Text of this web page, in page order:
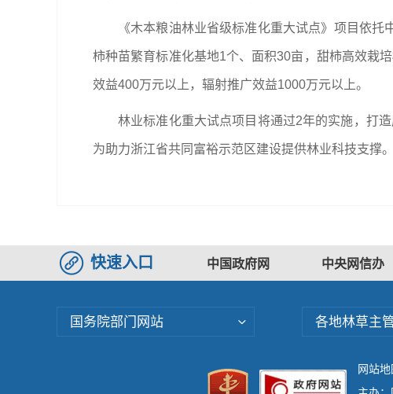
《木本粮油林业省级标准化重大试点》项目依
柿种苗繁育标准化基地1个、面积30亩，甜柿高效栽
效益400万元以上，辐射推广效益1000万元以上。
林业标准化重大试点项目将通过2年的实施，打
为助力浙江省共同富裕示范区建设提供林业科技支撑。
快速入口 中国政府网 中央网信办
国务院部门网站 各地林草主
网站地